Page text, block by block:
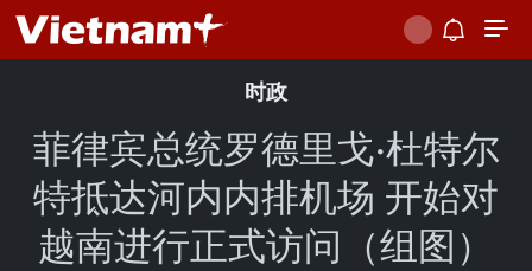
时政
菲律宾总统罗德里戈·杜特尔
特抵达河内内排机场 开始对
越南进行正式访问（组图）